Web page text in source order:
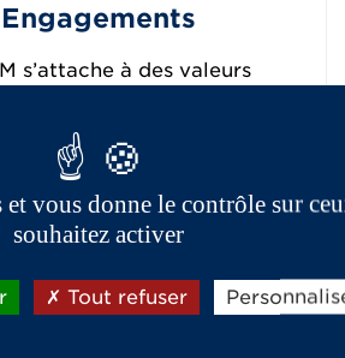
Engagements
s’attache à des valeurs
la réalité du marché, le
ainsi que la mobilité
et l’écologie.
vous donne le contrôle sur
souhaitez activer
Tout refuser